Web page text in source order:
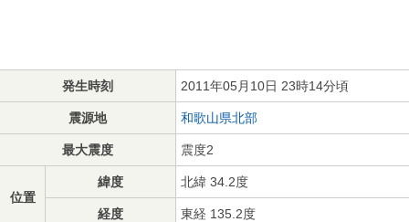
発生時刻 2011年05月10日 23時14分頃
震源地 和歌山県北部
最大震度 震度2
位置
緯度 北緯 34.2度
経度 東経 135.2度